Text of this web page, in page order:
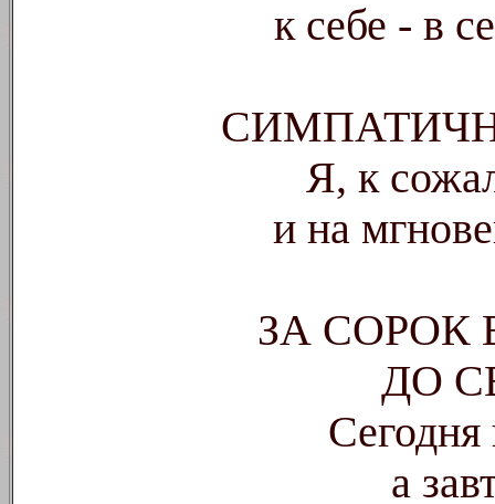
к себе - в
Я, к
и на
ЗА СОРОК
ДО
а